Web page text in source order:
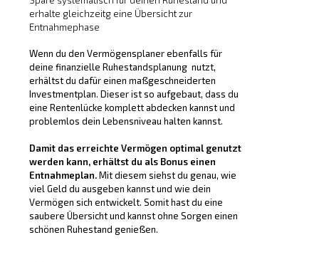
erhalte gleichzeitg eine Übersicht zur
Entnahmephase
Wenn du den Vermögensplaner ebenfalls für
deine finanzielle Ruhestandsplanung nutzt,
erhältst du dafür einen maßgeschneiderten
Investmentplan. Dieser ist so aufgebaut, dass du
eine Rentenlücke komplett abdecken kannst und
problemlos dein Lebensniveau halten kannst.
Damit das erreichte Vermögen optimal genutzt
werden kann, erhältst du als Bonus einen
Entnahmeplan.Mit diesem siehst du genau, wie
viel Geld du ausgeben kannst und wie dein
Vermögen sich entwickelt. Somit hast du eine
saubere Übersicht und kannst ohne Sorgen einen
schönen Ruhestand genießen.